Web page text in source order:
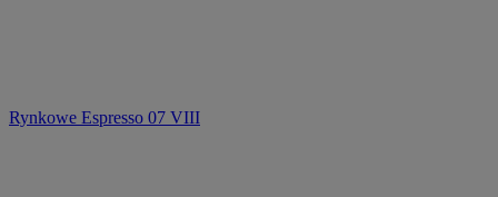
Rynkowe Espresso 07 VIII